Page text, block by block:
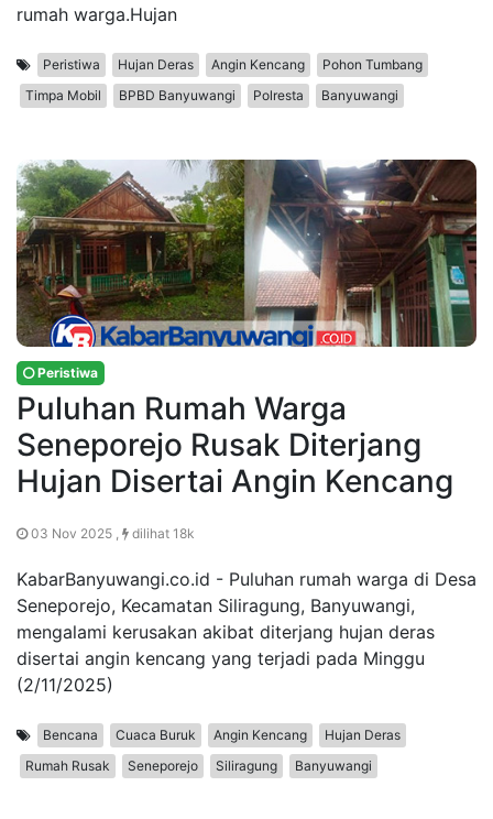
rumah warga.Hujan
Peristiwa Hujan Deras Angin Kencang
Pohon Tumbang
Timpa Mobil
BPBD Banyuwangi Polresta Banyuwangi
Peristiwa
Puluhan Rumah Warga
Seneporejo Rusak Diterjang
Hujan Disertai Angin Kencang
03 Nov 2025 , dilihat 18k
KabarBanyuwangi.co.id - Puluhan rumah warga di Desa
Seneporejo, Kecamatan Siliragung, Banyuwangi,
mengalami kerusakan akibat diterjang hujan deras
disertai angin kencang yang terjadi pada Minggu
(2/11/2025)
Bencana Cuaca Buruk Angin Kencang
Hujan Deras
Rumah Rusak
Seneporejo Siliragung Banyuwangi